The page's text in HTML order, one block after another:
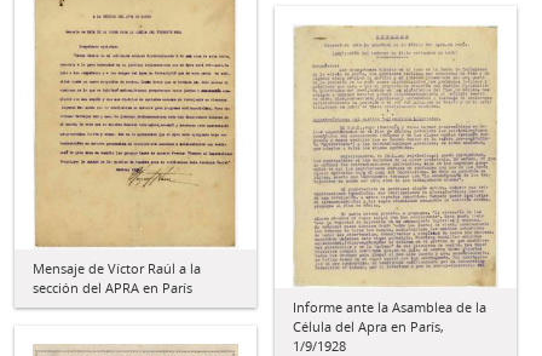
Mensaje de Víctor Raúl a la
sección del APRA en París
Informe ante la Asamblea de la
Célula del Apra en París,
1/9/1928